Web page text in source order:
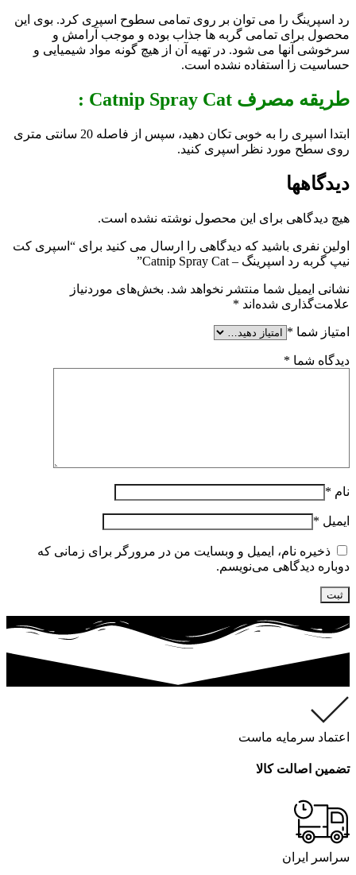
رد اسپرینگ را می توان بر روی تمامی سطوح اسپری کرد. بوی این
محصول برای تمامی گربه ها جذاب بوده و موجب آرامش و
سرخوشی آنها می شود. در تهیه آن از هیچ گونه مواد شیمیایی و
حساسیت زا استفاده نشده است.
طریقه مصرف Catnip Spray Cat :
ابتدا اسپری را به خوبی تکان دهید، سپس از فاصله 20 سانتی متری
روی سطح مورد نظر اسپری کنید.
دیدگاهها
هیچ دیدگاهی برای این محصول نوشته نشده است.
اولین نفری باشید که دیدگاهی را ارسال می کنید برای “اسپری کت
نیپ گربه رد اسپرینگ – Catnip Spray Cat”
نشانی ایمیل شما منتشر نخواهد شد. بخش‌های موردنیاز
علامت‌گذاری شده‌اند *
امتیاز شما *
دیدگاه شما *
نام *
ایمیل *
ذخیره نام، ایمیل و وبسایت من در مرورگر برای زمانی که
دوباره دیدگاهی می‌نویسم.
اعتماد سرمایه ماست
تضمین اصالت کالا
سراسر ایران